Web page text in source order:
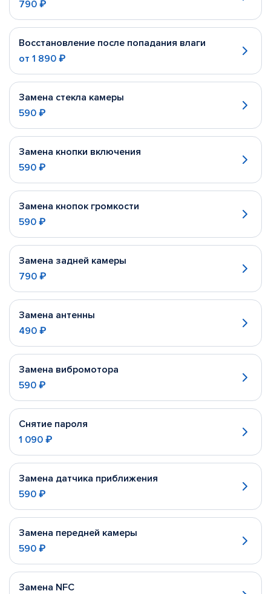
790 ₽
Восстановление после попадания влаги
от 1 890 ₽
Замена стекла камеры
590 ₽
Замена кнопки включения
590 ₽
Замена кнопок громкости
590 ₽
Замена задней камеры
790 ₽
Замена антенны
490 ₽
Замена вибромотора
590 ₽
Снятие пароля
1 090 ₽
Замена датчика приближения
590 ₽
Замена передней камеры
590 ₽
Замена NFC